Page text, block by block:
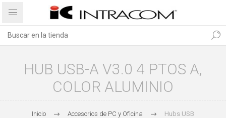
HUB USB-A V3.0 4 PTOS A,
COLOR ALUMINIO
Inicio Accesorios de PC y Oficina Hubs USB